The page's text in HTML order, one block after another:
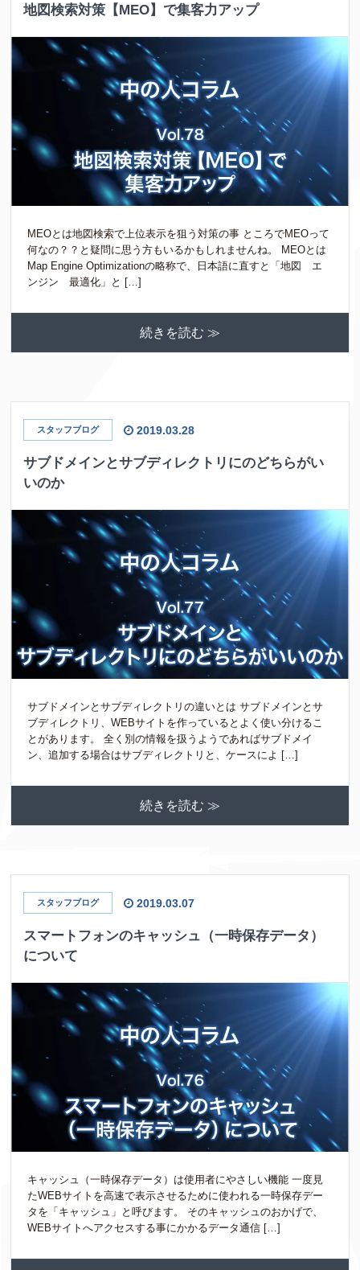
地図検索対策【MEO】で集客力アップ
MEOとは地図検索で上位表示を狙う対策の事 ところでMEOって
何なの？？と疑問に思う方もいるかもしれませんね。 MEOとは
Map Engine Optimizationの略称で、日本語に直すと「地図 エ
ンジン 最適化」と […]
続きを読む ≫
スタッフブログ 2019.03.28
サブドメインとサブディレクトリにのどちらがい
いのか
サブドメインとサブディレクトリの違いとは サブドメインとサ
ブディレクトリ、WEBサイトを作っているとよく使い分けるこ
とがあります。 全く別の情報を扱うようであればサブドメイ
ン、追加する場合はサブディレクトリと、ケースによ […]
続きを読む ≫
スタッフブログ 2019.03.07
スマートフォンのキャッシュ（一時保存データ）
について
キャッシュ（一時保存データ）は使用者にやさしい機能 一度見
たWEBサイトを高速で表示させるために使われる一時保存デー
タを「キャッシュ」と呼びます。 そのキャッシュのおかげで、
WEBサイトへアクセスする事にかかるデータ通信 […]